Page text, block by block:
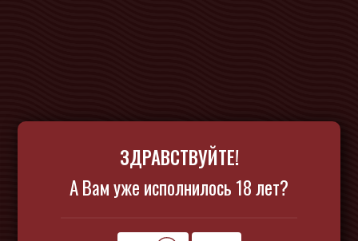
ЗДРАВСТВУЙТЕ!
А Вам уже исполнилось 18 лет?